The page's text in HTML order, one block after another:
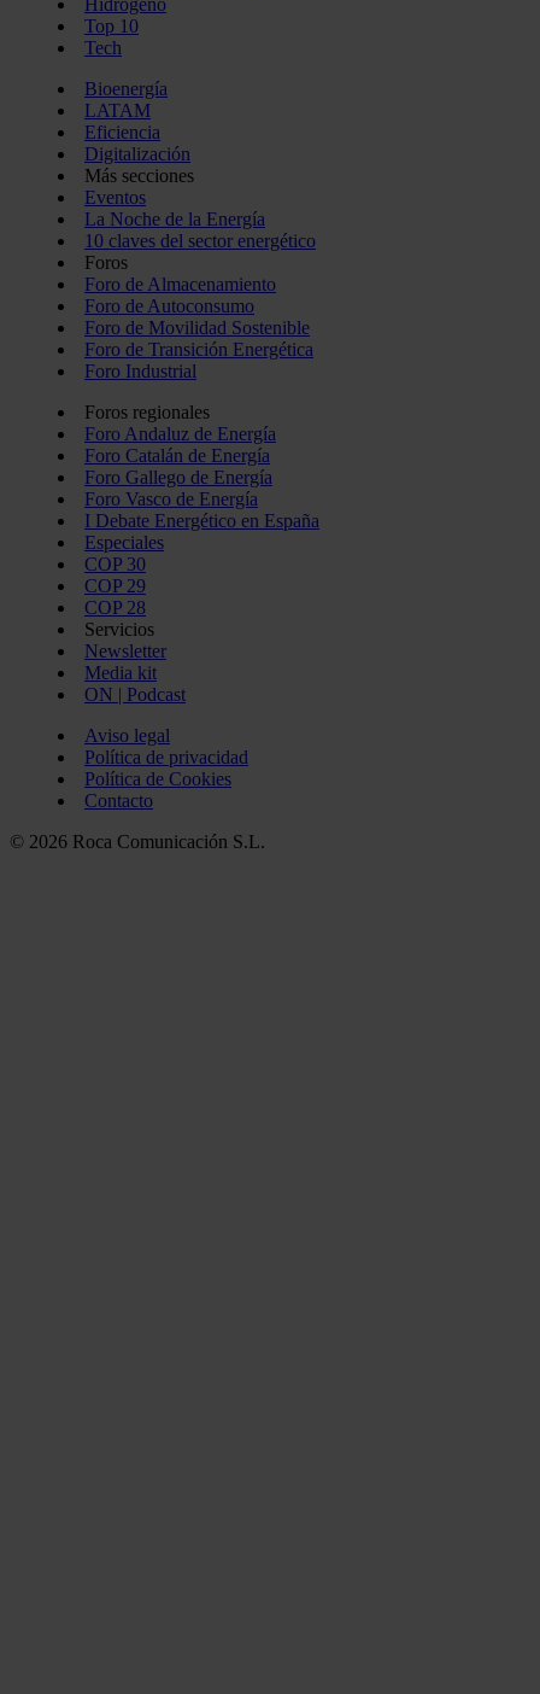
Hidrógeno
Top 10
Tech
Bioenergía
LATAM
Eficiencia
Digitalización
Más secciones
Eventos
La Noche de la Energía
10 claves del sector energético
Foros
Foro de Almacenamiento
Foro de Autoconsumo
Foro de Movilidad Sostenible
Foro de Transición Energética
Foro Industrial
Foros regionales
Foro Andaluz de Energía
Foro Catalán de Energía
Foro Gallego de Energía
Foro Vasco de Energía
I Debate Energético en España
Especiales
COP 30
COP 29
COP 28
Servicios
Newsletter
Media kit
ON | Podcast
Aviso legal
Política de privacidad
Política de Cookies
Contacto
© 2026 Roca Comunicación S.L.